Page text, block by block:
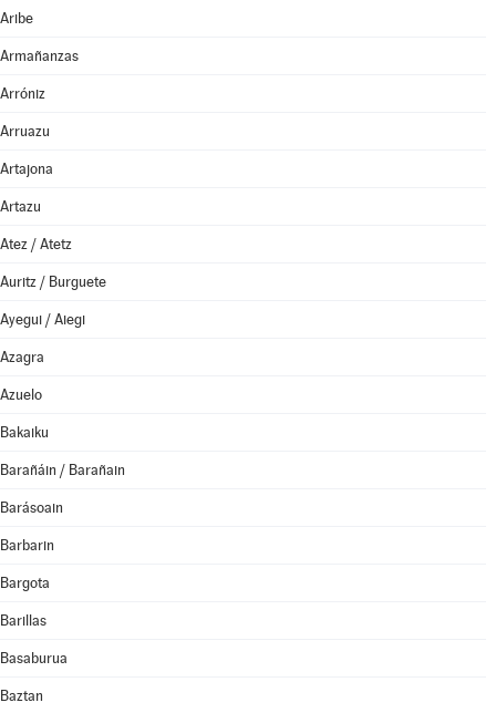
Aribe
Armañanzas
Arróniz
Arruazu
Artajona
Artazu
Atez / Atetz
Auritz / Burguete
Ayegui / Aiegi
Azagra
Azuelo
Bakaiku
Barañáin / Barañain
Barásoain
Barbarin
Bargota
Barillas
Basaburua
Baztan